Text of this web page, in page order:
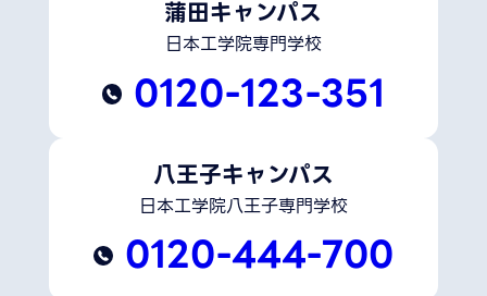
蒲田キャンパス
日本工学院専門学校
0120-123-351
八王子キャンパス
日本工学院八王子専門学校
0120-444-700